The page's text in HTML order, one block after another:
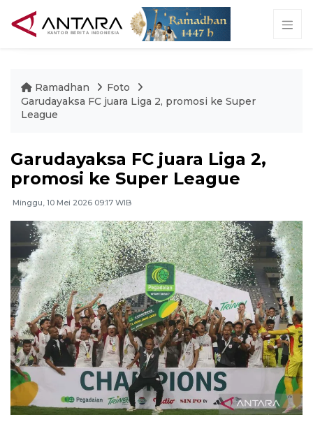
Ramadhan
Foto
Garudayaksa FC juara Liga 2, promosi ke Super
League
Garudayaksa FC juara Liga 2,
promosi ke Super League
Minggu, 10 Mei 2026 09:17 WIB